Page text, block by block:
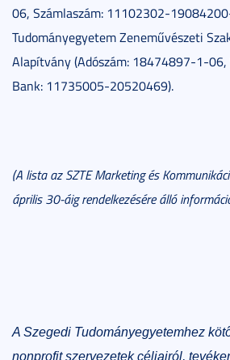
06, Számlaszám: 11102302-
Tudományegyetem Zeneművészeti
Alapítvány (Adószám: 18474897-1-06,
Bank: 11735005-20520469).
(A lista az SZTE Marketing és
április 30-áig rendelkezésére álló
A Szegedi Tudományegyetemhez
nonprofit szervezetek céljairól,